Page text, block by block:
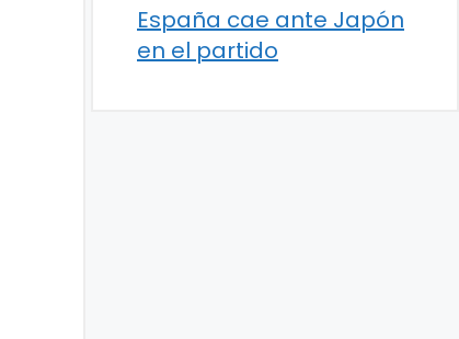
España cae ante Japón
en el partido